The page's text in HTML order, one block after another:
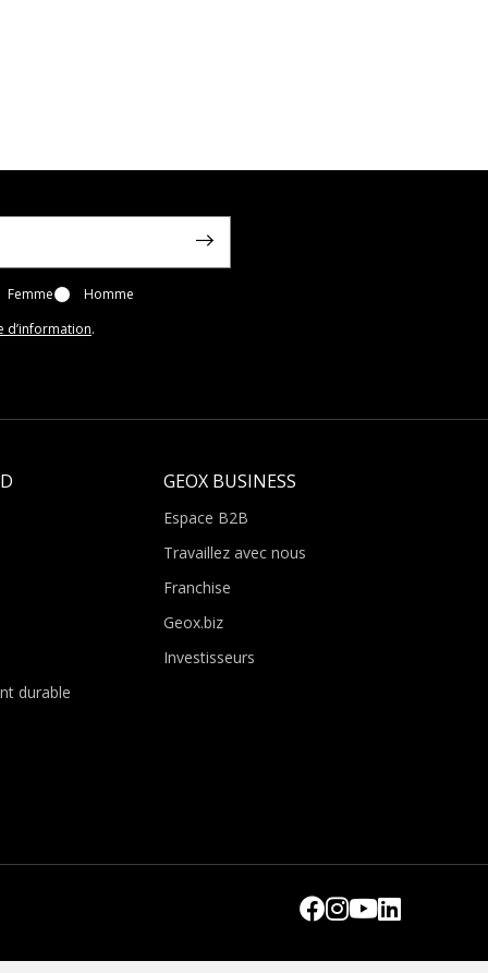
Femme
Homme
d’information.
durable
GEOX BUSINESS
Espace B2B
Travaillez avec nous
Franchise
Geox.biz
Investisseurs